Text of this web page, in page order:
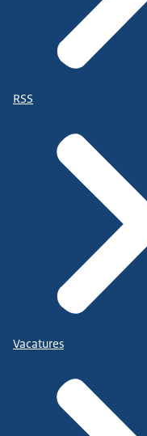
RSS
Vacatures